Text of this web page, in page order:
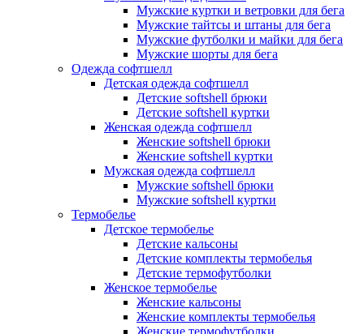
Мужские куртки и ветровки для бега
Мужские тайтсы и штаны для бега
Мужские футболки и майки для бега
Мужские шорты для бега
Одежда софтшелл
Детская одежда софтшелл
Детские softshell брюки
Детские softshell куртки
Женская одежда софтшелл
Женские softshell брюки
Женские softshell куртки
Мужская одежда софтшелл
Мужские softshell брюки
Мужские softshell куртки
Термобелье
Детское термобелье
Детские кальсоны
Детские комплекты термобелья
Детские термофутболки
Женское термобелье
Женские кальсоны
Женские комплекты термобелья
Женские термофутболки